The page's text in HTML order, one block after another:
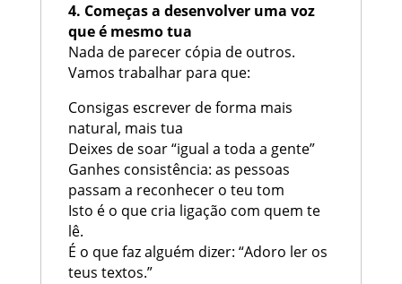
4. Começas a desenvolver uma voz
que é mesmo tua
Nada de parecer cópia de outros.
Vamos trabalhar para que:
Consigas escrever de forma mais
natural, mais tua
Deixes de soar “igual a toda a gente”
Ganhes consistência: as pessoas
passam a reconhecer o teu tom
Isto é o que cria ligação com quem te
lê.
É o que faz alguém dizer: “Adoro ler os
teus textos.”